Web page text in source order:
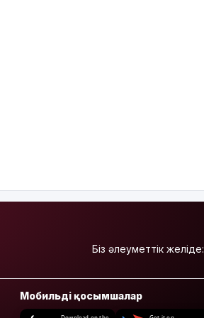
Біз әлеуметтік желіде:
Мобильді қосымшалар